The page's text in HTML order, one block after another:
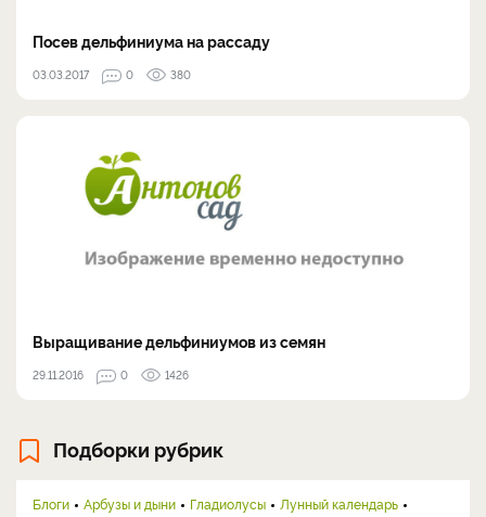
Посев дельфиниума на рассаду
03.03.2017 0 380
Выращивание дельфиниумов из семян
29.11.2016 0 1426
Подборки рубрик
Блоги Арбузы и дыни Гладиолусы
Лунный календарь